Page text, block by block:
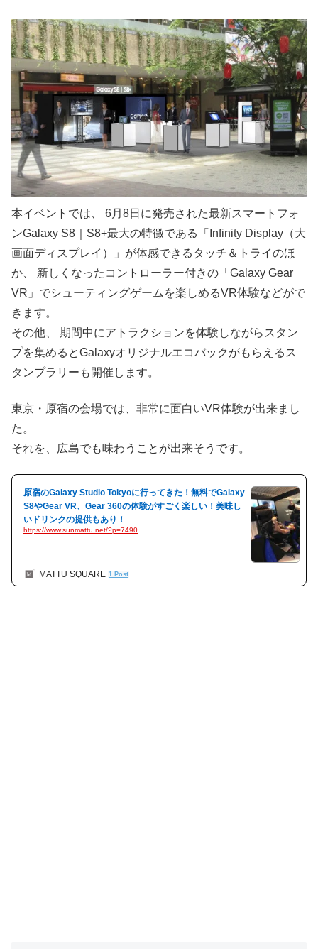
本イベントでは、 6月8日に発売された最新スマートフォ
ンGalaxy S8｜S8+最大の特徴である「Infinity Display（大
画面ディスプレイ）」が体感できるタッチ＆トライのほ
か、 新しくなったコントローラー付きの「Galaxy Gear
VR」でシューティングゲームを楽しめるVR体験などがで
きます。
その他、 期間中にアトラクションを体験しながらスタン
プを集めるとGalaxyオリジナルエコバックがもらえるス
タンプラリーも開催します。
東京・原宿の会場では、非常に面白いVR体験が出来まし
た。
それを、広島でも味わうことが出来そうです。
原宿のGalaxy Studio Tokyoに行ってきた！無料でGalaxy
S8やGear VR、Gear 360の体験がすごく楽しい！美味し
いドリンクの提供もあり！
https://www.sunmattu.net/?p=7490
MATTU SQUARE 1 Post